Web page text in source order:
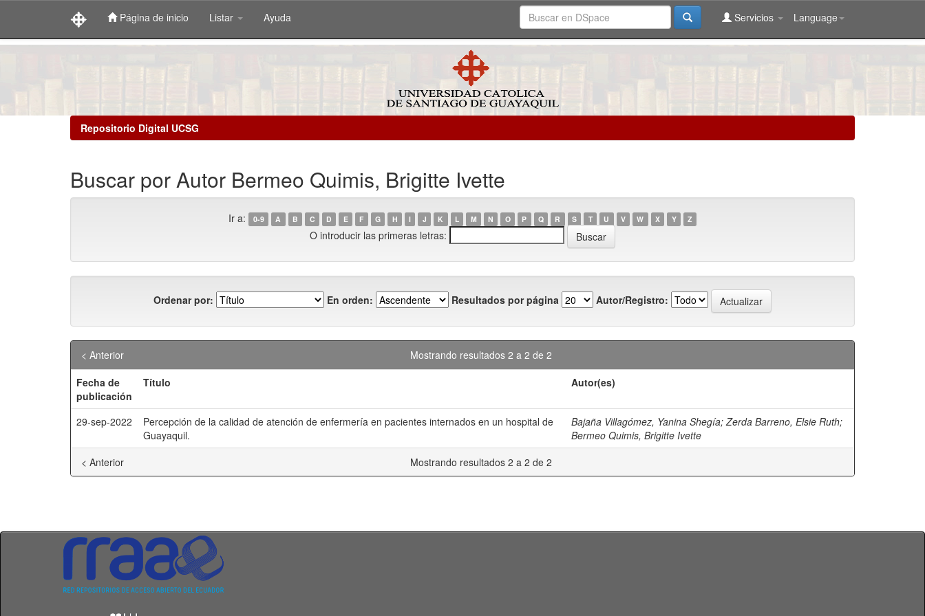
Página de inicio Listar Ayuda Language
Servicios
Repositorio Digital UCSG
Buscar por Autor Bermeo Quimis, Brigitte Ivette
Ir a: 0-9 A B C D E F G H I J K L M N O P Q R S T U V W X Y Z
O introducir las primeras letras:
Ordenar por: En orden: Resultados por página Autor/Registro:
Mostrando resultados 2 a 2 de 2
< Anterior
Fecha de
publicación
Título Autor(es)
29-sep-2022
Percepción de la calidad de atención de enfermería en pacientes internados en un hospital de
Guayaquil.
Bajaña Villagómez, Yanina Shegía;Zerda Barreno, Elsie Ruth;
Bermeo Quimis, Brigitte Ivette
Mostrando resultados 2 a 2 de 2
< Anterior